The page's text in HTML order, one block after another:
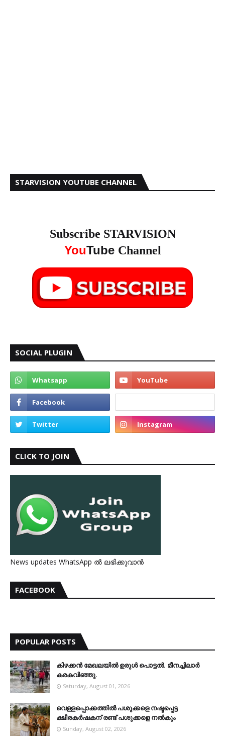
STARVISION YOUTUBE CHANNEL
Subscribe STARVISION
YouTube Channel
SOCIAL PLUGIN
CLICK TO JOIN
News updates WhatsApp ൽ ലഭിക്കുവാൻ
FACEBOOK
POPULAR POSTS
കിഴക്കന്‍ മേഖലയില്‍ ഉരുള്‍ പൊട്ടല്‍. മീനച്ചിലാര്‍
കരകവിഞ്ഞു.
Saturday, August 01, 2026
വെള്ളപ്പൊക്കത്തില്‍ പശുക്കളെ നഷ്ടപ്പെട്ട
ക്ഷീരകര്‍ഷകന് രണ്ട് പശുക്കളെ നല്‍കും
Sunday, August 02, 2026